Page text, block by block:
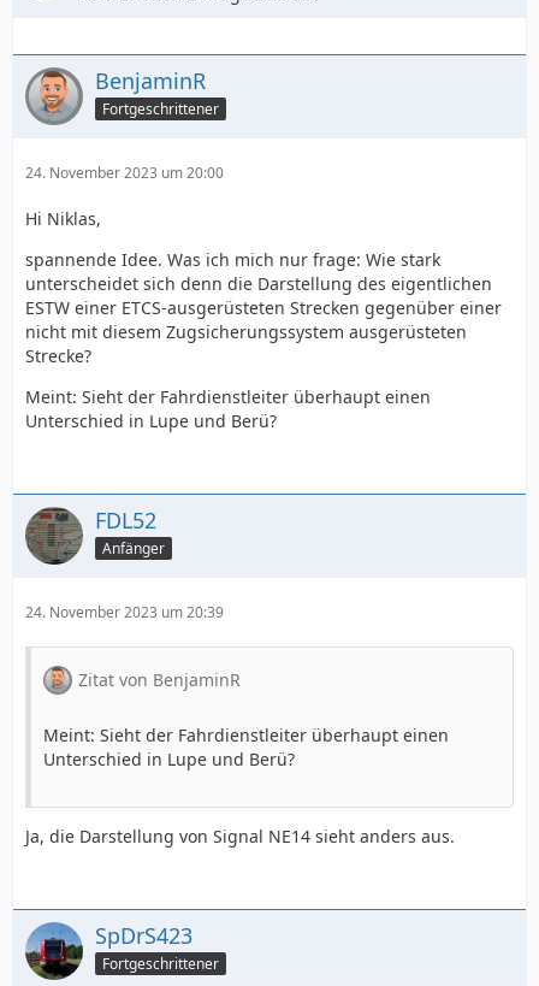
BenjaminR
Fortgeschrittener
24. November 2023 um 20:00
Hi Niklas,
spannende Idee. Was ich mich nur frage: Wie stark
unterscheidet sich denn die Darstellung des eigentlichen
ESTW einer ETCS-ausgerüsteten Strecken gegenüber einer
nicht mit diesem Zugsicherungssystem ausgerüsteten
Strecke?
Meint: Sieht der Fahrdienstleiter überhaupt einen
Unterschied in Lupe und Berü?
FDL52
Anfänger
24. November 2023 um 20:39
Zitat von BenjaminR
Meint: Sieht der Fahrdienstleiter überhaupt einen
Unterschied in Lupe und Berü?
Ja, die Darstellung von Signal NE14 sieht anders aus.
SpDrS423
Fortgeschrittener